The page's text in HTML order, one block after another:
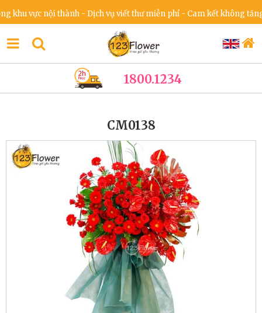
vực nội thành - Dịch vụ viết thư miễn phí - Cam kết không tăng giá
1800.1234
CM0138